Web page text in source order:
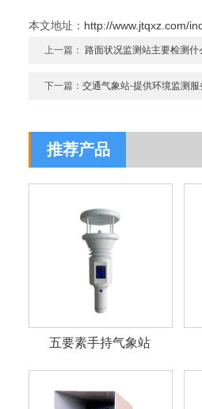
本文地址： http://www.jtqxz.com/
上一篇：路面状况监测站主要检测什
下一篇：交通气象站-提供环境监测服
推荐产品
五要素手持气象站